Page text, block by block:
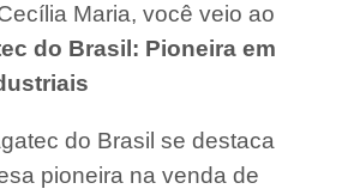
Maria, você veio ao
do Brasil: Pioneira em
do Brasil se destaca
pioneira na venda de